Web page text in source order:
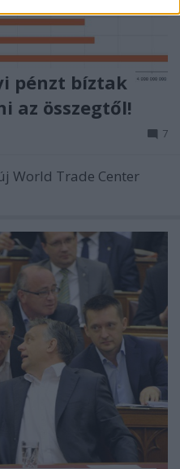
pénzt bíztak
az összegtől!
7
World Trade Center